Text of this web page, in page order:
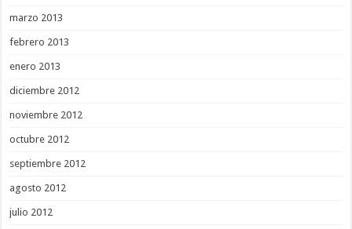
marzo 2013
febrero 2013
enero 2013
diciembre 2012
noviembre 2012
octubre 2012
septiembre 2012
agosto 2012
julio 2012